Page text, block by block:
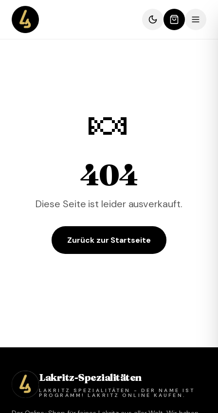
🍬
404
Diese Seite ist leider ausverkauft.
Zurück zur Startseite
Lakritz-Spezialitäten
LAKRITZ SPEZIALITÄTEN - DER NAME IST
PROGRAMM! LAKRITZ ONLINE KAUFEN.